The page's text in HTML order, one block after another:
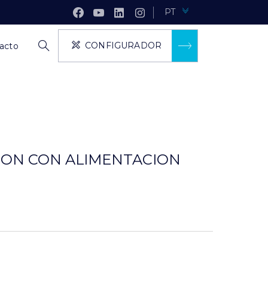
PT
CONFIGURADOR
CON ALIMENTACION